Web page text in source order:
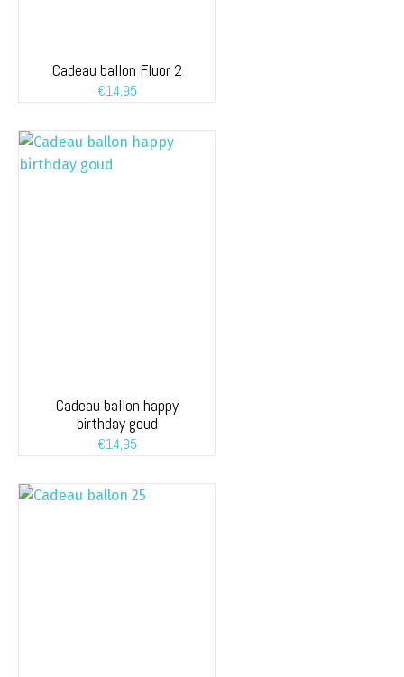
Cadeau ballon Fluor 2
€14,95
Cadeau ballon happy
birthday goud
€14,95